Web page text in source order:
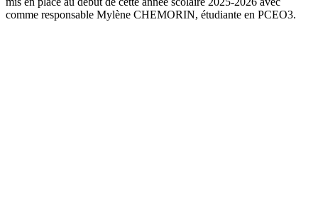
comme responsable Mylène CHEMORIN, étudiante en PCEO3.